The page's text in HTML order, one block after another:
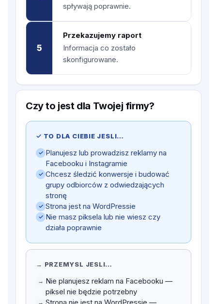
spływają poprawnie.
5
Przekazujemy raport
Informacja co zostało
skonfigurowane.
Czy to jest dla Twojej firmy?
✓ TO DLA CIEBIE JESLI…
✓ Planujesz lub prowadzisz reklamy na
Facebooku i Instagramie
✓ Chcesz śledzić konwersje i budować
grupy odbiorców z odwiedzających
stronę
✓ Strona jest na WordPressie
✓ Nie masz piksela lub nie wiesz czy
działa poprawnie
→ PRZEMYSL JESLI…
→ Nie planujesz reklam na Facebooku —
piksel nie będzie potrzebny
→